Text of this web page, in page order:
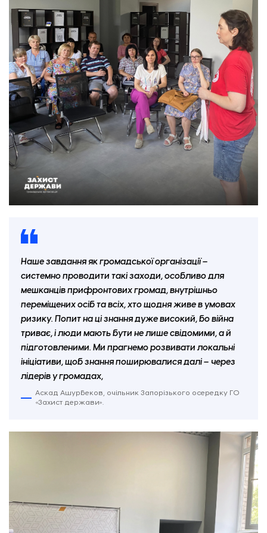
Наше завдання як громадської організації–
системно проводити такі заходи, особливо для
мешканців прифронтових громад, внутрішньо
переміщених осіб та всіх, хто щодня живе в умовах
ризику. Попит на ці знання дуже високий, бо війна
триває, і люди мають бути не лише свідомими, а й
підготовленими. Ми прагнемо розвивати локальні
ініціативи, щоб знання поширювалися далі– через
лідерів у громадах,
Аскад Ашурбеков, очільник Запорізького осередку ГО
«Захист держави».